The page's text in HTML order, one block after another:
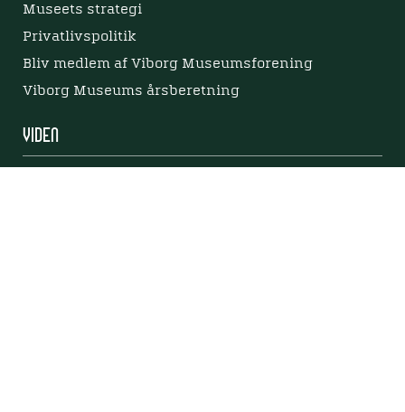
Museets strategi
Privatlivspolitik
Bliv medlem af Viborg Museumsforening
Viborg Museums årsberetning
Viden